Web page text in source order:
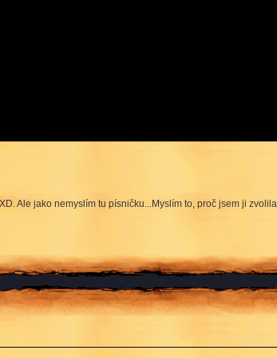
Ale jako nemyslím tu písničku...Myslím to, proč jsem ji zvolila